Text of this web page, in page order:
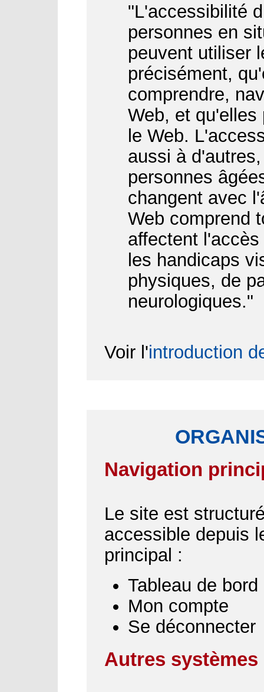
"L'accessibilité
personnes en
peuvent utiliser
précisément,
comprendre,
Web, et qu'elles
le Web.
aussi à
personnes
changent avec
Web comprend
affectent
les handicaps
physiques, de
neurologiques."
Voir l'introduction
Navigation
Le site est
accessible depuis
principal :
Tableau de bord
Mon compte
Se déconnecter
Autres